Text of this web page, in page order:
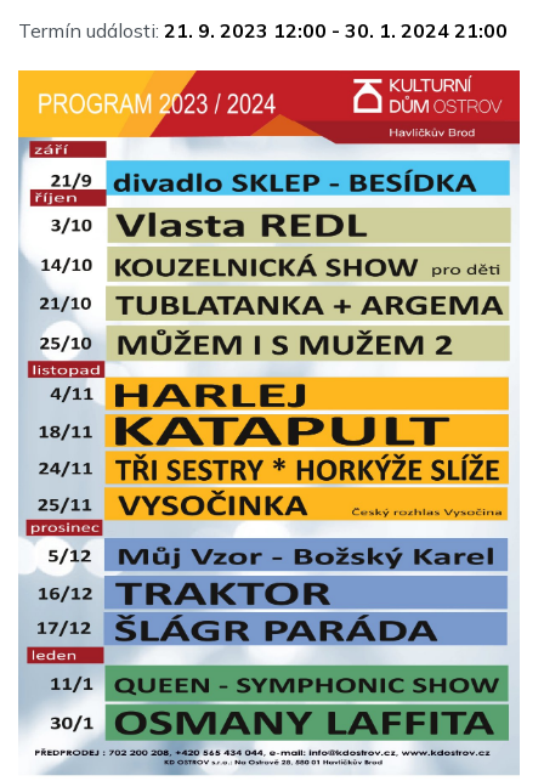
Termín události: 21. 9. 2023 12:00 - 30. 1. 2024 21:00